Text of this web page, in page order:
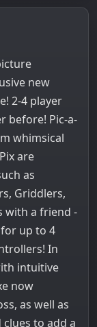
new
2-4 player
before! Pic-a-
whimsical
are
as
Griddlers,
with a friend -
up to 4
In
intuitive
now
as well as
to add a